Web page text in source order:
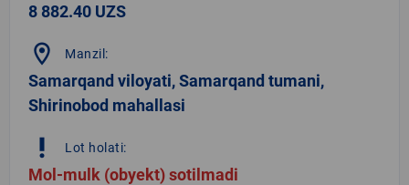
8 882.40 UZS
location_on Manzil:
Samarqand viloyati, Samarqand tumani,
Shirinobod mahallasi
priority_high Lot holati:
Mol-mulk (obyekt) sotilmadi